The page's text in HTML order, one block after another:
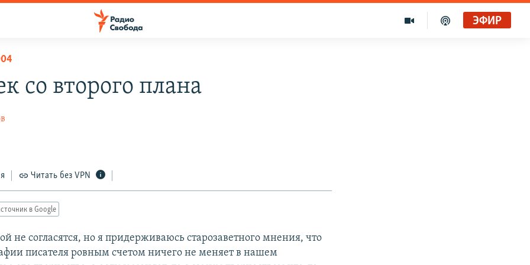
ЭФИР
со второго плана
Читать без VPN
в Google
не согласятся, но я придерживаюсь старозаветного мнения, что
писателя ровным счетом ничего не меняет в нашем